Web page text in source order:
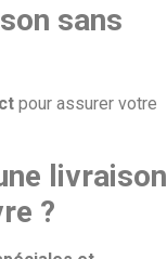
sans
pour assurer votre
livraison
?